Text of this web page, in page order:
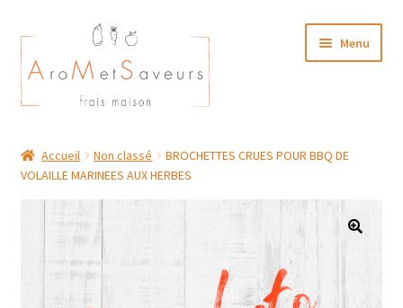
Aller
à
la
navigation
Aller
au
contenu
Menu
Plat du Jour/ Menu Week end
NOS BOUTIQUES
MON COMPTE
Accueil Non classé
BROCHETTES CRUES POUR BBQ DE
VOLAILLE MARINEES AUX HERBES